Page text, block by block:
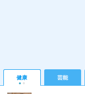
健康 芸能